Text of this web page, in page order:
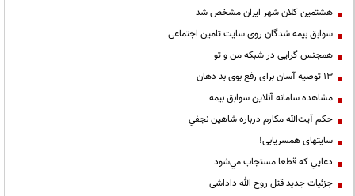
هشتمین کلان شهر ایران مشخص شد
سوابق بیمه شدگان روی سایت تامین اجتماعی
همجنس گرایی در شبکه من و تو
13 توصیه آسان برای رفع بوی بد دهان
مشاهده سامانه آنلاين سوابق بیمه
حكم آيت‌الله مكارم درباره شاهين نجفي
سایتهای همسریابی!
دعايي كه قطعا مستجاب مي‌شود
جزئیات جدید قتل روح الله داداشی